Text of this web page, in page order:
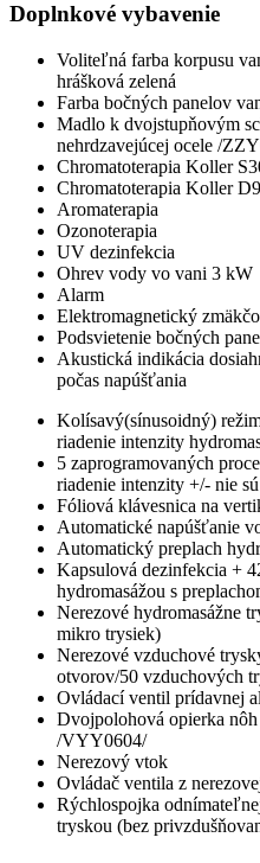
Doplnkové vybavenie
Voliteľná farba korpusu
hrášková zelená
Farba bočných panelov
Madlo k dvojstupňovým
nehrdzavejúcej ocele /
Chromatoterapia Koller
Chromatoterapia Koller
Aromaterapia
Ozonoterapia
UV dezinfekcia
Ohrev vody vo vani 3 kW
Alarm
Elektromagnetický
Podsvietenie bočných
Akustická indikácia
počas napúšťania
Kolísavý(sínusoidný)
riadenie intenzity
5 zaprogramovaných
riadenie intenzity +/- nie
Fóliová klávesnica na
Automatické napúšťanie
Automatický preplach
Kapsulová dezinfekcia +
hydromasážou s
Nerezové hydromasážne
mikro trysiek)
Nerezové vzduchové
otvorov/50 vzduchových
Ovládací ventil prídavnej
Dvojpolohová opierka
/VYY0604/
Nerezový vtok
Ovládač ventila z
Rýchlospojka
tryskou (bez